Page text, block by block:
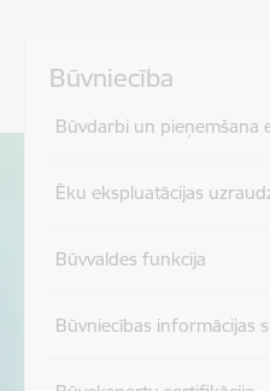
Būvniecība
Būvdarbi un pieņemšana
Ēku ekspluatācijas
Būvvaldes funkcija
Būvniecības informācijas